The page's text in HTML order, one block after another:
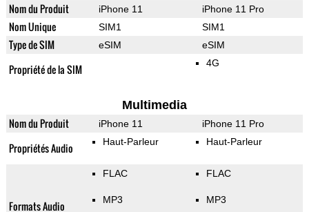
Nom du Produit iPhone 11 iPhone 11 Pro
Nom Unique SIM1 SIM1
Type de SIM eSIM eSIM
Propriété de la SIM 4G
Multimedia
Nom du Produit iPhone 11 iPhone 11 Pro
Propriétés Audio Haut-Parleur Haut-Parleur
Formats Audio
FLAC
MP3
FLAC
MP3